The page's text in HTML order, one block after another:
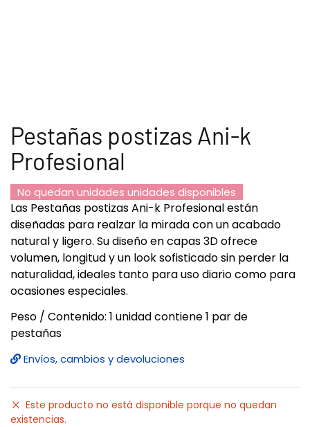
Pestañas postizas Ani-k
Profesional
No quedan unidades unidades disponibles
Las Pestañas postizas Ani-k Profesional están
diseñadas para realzar la mirada con un acabado
natural y ligero. Su diseño en capas 3D ofrece
volumen, longitud y un look sofisticado sin perder la
naturalidad, ideales tanto para uso diario como para
ocasiones especiales.
Peso / Contenido: 1 unidad contiene 1 par de
pestañas
Envíos, cambios y devoluciones
Este producto no está disponible porque no quedan
existencias.